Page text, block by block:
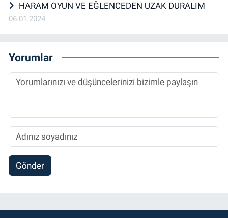
HARAM OYUN VE EĞLENCEDEN UZAK DURALIM
06.01.2024
Yorumlar
Gönder